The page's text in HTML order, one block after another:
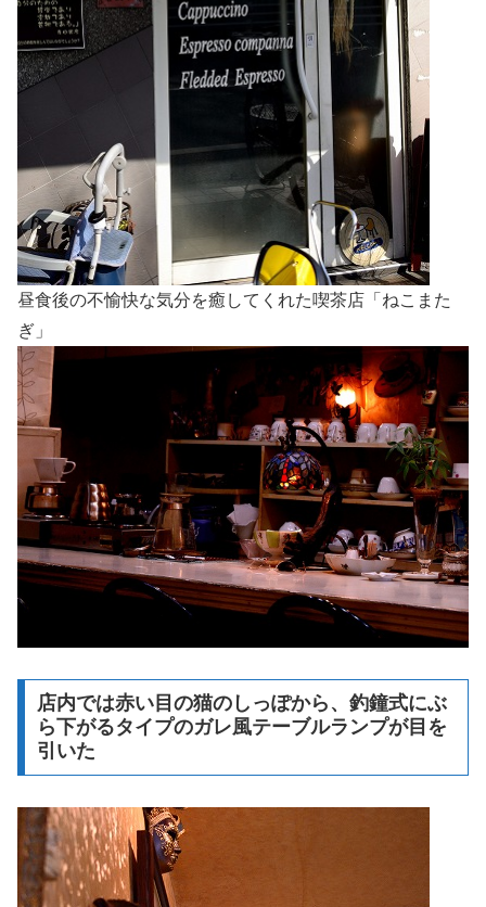
昼食後の不愉快な気分を癒してくれた喫茶店「ねこまた
ぎ」
店内では赤い目の猫のしっぽから、釣鐘式にぶ
ら下がるタイプのガレ風テーブルランプが目を
引いた